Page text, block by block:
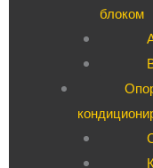
блоком